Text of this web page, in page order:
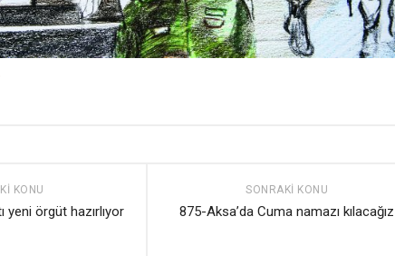
SONRAKI KONU
875-Aksa’da Cuma namazı kılacağız
KONU
yeni örgüt hazırlıyor